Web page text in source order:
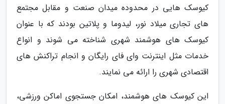
کیوسک هایی در محدوده میدان صنعت و مقابل مجتمع
های تجاری میلاد نور، لیدوما و پلاتین بودند که با عنوان
کیوسک های هوشمند شهری شناخته می شوند و انواع
خدمات مثل اینترنت وای فای رایگان و انجام تراکنش های
اقتصادی شهری را ارائه می نمایند.
این کیوسک های هوشمند، امکان جستجوی اماکن ورزشی،